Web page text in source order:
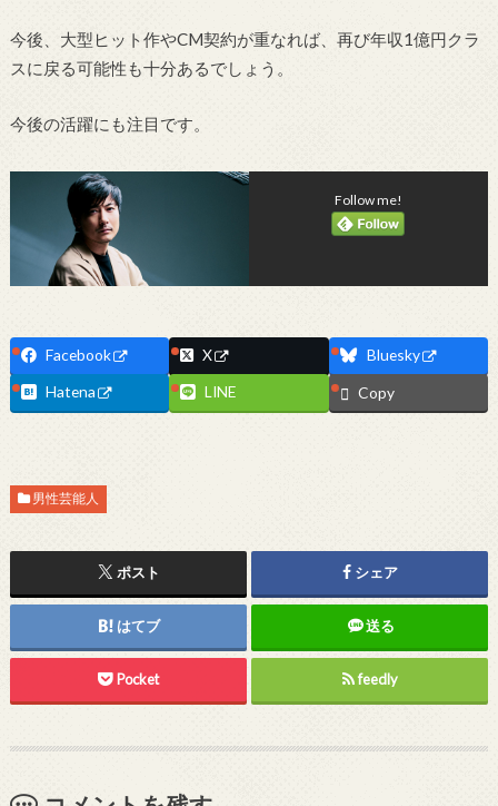
今後、大型ヒット作やCM契約が重なれば、再び年収1億円クラ
スに戻る可能性も十分あるでしょう。
今後の活躍にも注目です。
Follow me!
Facebook X
Bluesky
Hatena
LINE Copy
男性芸能人
ポスト シェア
はてブ 送る
Pocket feedly